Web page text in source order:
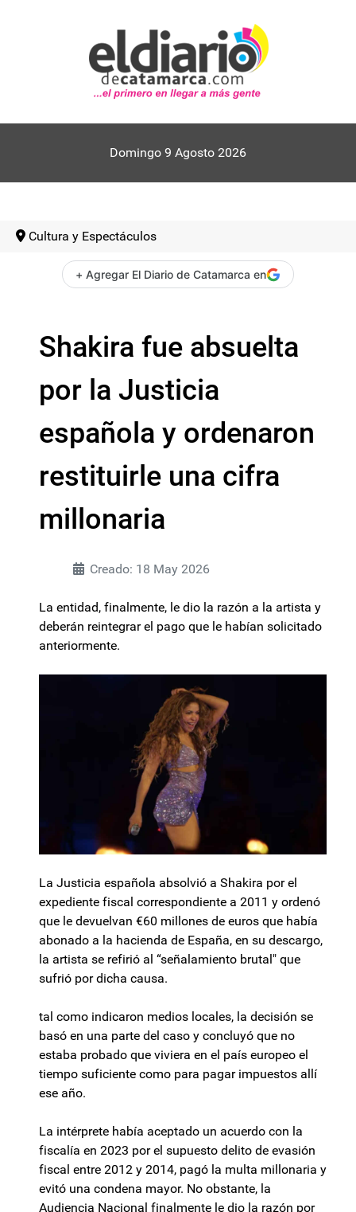
Domingo 9 Agosto 2026
Cultura y Espectáculos
+ Agregar El Diario de Catamarca en
Shakira fue absuelta
por la Justicia
española y ordenaron
restituirle una cifra
millonaria
Creado: 18 May 2026
La entidad, finalmente, le dio la razón a la artista y
deberán reintegrar el pago que le habían solicitado
anteriormente.
La Justicia española absolvió a Shakira por el
expediente fiscal correspondiente a 2011 y ordenó
que le devuelvan €60 millones de euros que había
abonado a la hacienda de España, en su descargo,
la artista se refirió al “señalamiento brutal" que
sufrió por dicha causa.
tal como indicaron medios locales, la decisión se
basó en una parte del caso y concluyó que no
estaba probado que viviera en el país europeo el
tiempo suficiente como para pagar impuestos allí
ese año.
La intérprete había aceptado un acuerdo con la
fiscalía en 2023 por el supuesto delito de evasión
fiscal entre 2012 y 2014, pagó la multa millonaria y
evitó una condena mayor. No obstante, la
Audiencia Nacional finalmente le dio la razón por